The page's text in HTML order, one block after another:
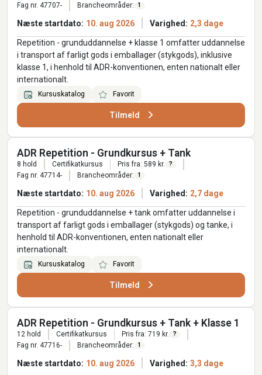
Fag nr. 47707- Brancheområder: 1
Næste startdato: 10. aug 2026 Varighed: 2,3 dage
Repetition - grunduddannelse + klasse 1 omfatter uddannelse
i transport af farligt gods i emballager (stykgods), inklusive
klasse 1, i henhold til ADR-konventionen, enten nationalt eller
internationalt.
Kursuskatalog Favorit
Tilmeld
ADR Repetition - Grundkursus + Tank
8 hold Certifikatkursus Pris fra: 589 kr. ?
Fag nr. 47714- Brancheområder: 1
Næste startdato: 10. aug 2026 Varighed: 2,7 dage
Repetition - grunduddannelse + tank omfatter uddannelse i
transport af farligt gods i emballager (stykgods) og tanke, i
henhold til ADR-konventionen, enten nationalt eller
internationalt.
Kursuskatalog Favorit
Tilmeld
ADR Repetition - Grundkursus + Tank + Klasse 1
12 hold Certifikatkursus Pris fra: 719 kr. ?
Fag nr. 47716- Brancheområder: 1
Næste startdato: 10. aug 2026 Varighed: 3,3 dage